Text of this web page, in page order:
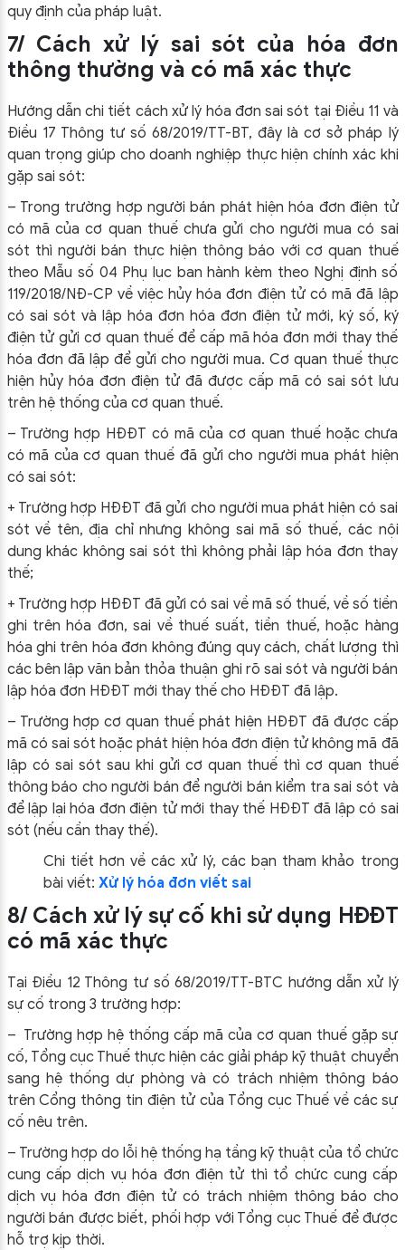
quy định của pháp luật.
7/ Cách xử lý sai sót của hóa đơn
thông thường và có mã xác thực
Hướng dẫn chi tiết cách xử lý hóa đơn sai sót tại Điều 11 và
Điều 17 Thông tư số 68/2019/TT-BT, đây là cơ sở pháp lý
quan trọng giúp cho doanh nghiệp thực hiện chính xác khi
gặp sai sót:
– Trong trường hợp người bán phát hiện hóa đơn điện tử
có mã của cơ quan thuế chưa gửi cho người mua có sai
sót thì người bán thực hiện thông báo với cơ quan thuế
theo Mẫu số 04 Phụ lục ban hành kèm theo Nghị định số
119/2018/NĐ-CP về việc hủy hóa đơn điện tử có mã đã lập
có sai sót và lập hóa đơn hóa đơn điện tử mới, ký số, ký
điện tử gửi cơ quan thuế để cấp mã hóa đơn mới thay thế
hóa đơn đã lập để gửi cho người mua. Cơ quan thuế thực
hiện hủy hóa đơn điện tử đã được cấp mã có sai sót lưu
trên hệ thống của cơ quan thuế.
– Trường hợp HĐĐT có mã của cơ quan thuế hoặc chưa
có mã của cơ quan thuế đã gửi cho người mua phát hiện
có sai sót:
+ Trường hợp HĐĐT đã gửi cho người mua phát hiện có sai
sót về tên, địa chỉ nhưng không sai mã số thuế, các nội
dung khác không sai sót thì không phải lập hóa đơn thay
thế;
+ Trường hợp HĐĐT đã gửi có sai về mã số thuế, về số tiền
ghi trên hóa đơn, sai về thuế suất, tiền thuế, hoặc hàng
hóa ghi trên hóa đơn không đúng quy cách, chất lượng thì
các bên lập văn bản thỏa thuận ghi rõ sai sót và người bán
lập hóa đơn HĐĐT mới thay thế cho HĐĐT đã lập.
– Trường hợp cơ quan thuế phát hiện HĐĐT đã được cấp
mã có sai sót hoặc phát hiện hóa đơn điện tử không mã đã
lập có sai sót sau khi gửi cơ quan thuế thì cơ quan thuế
thông báo cho người bán để người bán kiểm tra sai sót và
để lập lại hóa đơn điện tử mới thay thế HĐĐT đã lập có sai
sót (nếu cần thay thế).
Chi tiết hơn về các xử lý, các bạn tham khảo trong
bài viết: Xử lý hóa đơn viết sai
8/ Cách xử lý sự cố khi sử dụng HĐĐT
có mã xác thực
Tại Điều 12 Thông tư số 68/2019/TT-BTC hướng dẫn xử lý
sự cố trong 3 trường hợp:
– Trường hợp hệ thống cấp mã của cơ quan thuế gặp sự
cố, Tổng cục Thuế thực hiện các giải pháp kỹ thuật chuyển
sang hệ thống dự phòng và có trách nhiệm thông báo
trên Cổng thông tin điện tử của Tổng cục Thuế về các sự
cố nêu trên.
– Trường hợp do lỗi hệ thống hạ tầng kỹ thuật của tổ chức
cung cấp dịch vụ hóa đơn điện tử thì tổ chức cung cấp
dịch vụ hóa đơn điện tử có trách nhiệm thông báo cho
người bán được biết, phối hợp với Tổng cục Thuế để được
hỗ trợ kịp thời.